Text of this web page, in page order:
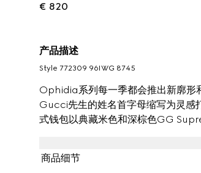
€ 820
产品描述
Style ‎772309 96IWG 8745
Ophidia系列每一季都会推出新廓形
Gucci先生的姓名首字母缩写为灵感
式钱包以典藏米色和深棕色GG
商品细节